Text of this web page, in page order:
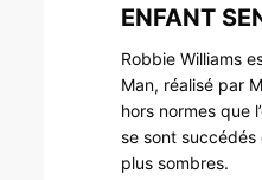
ENFANT
Robbie Williams
Man, réalisé par
hors normes que
se sont succédés
plus sombres.